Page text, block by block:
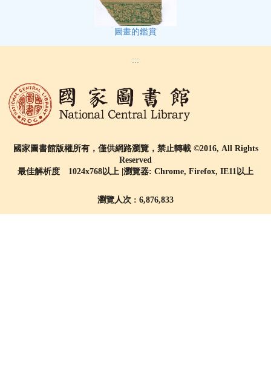
圖畫的鑑賞
:::
國家圖書館版權所有，僅供網路瀏覽，禁止轉載 ©2016, All Rights
Reserved
最佳解析度 1024x768以上 |瀏覽器: Chrome, Firefox, IE11以上
瀏覽人次 : 6,876,833